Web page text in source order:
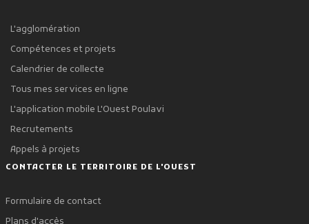
L'agglomération
Compétences et projets
Calendrier de collecte
Tous mes services en ligne
L'application mobile L'Ouest Poulavi
Recrutements
Appels à projets
CONTACTER LE TERRITOIRE DE L'OUEST
Formulaire de contact